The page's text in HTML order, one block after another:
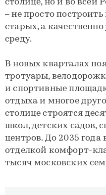
столице, но и во всей
– не просто
старых, а
среду.
В новых кварталах
тротуары,
и спортивные
отдыха и многое
столице строятся
школ, детских садов,
центров. До 2035
отделкой комфорт-
тысяч московских